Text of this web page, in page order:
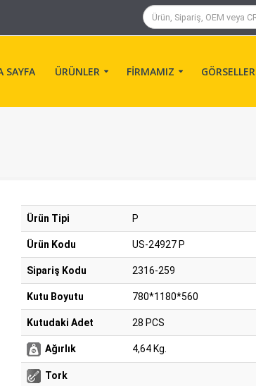
SAYFA ÜRÜNLER FİRMAMIZ GÖRSELLER
Ürün Tipi P
Ürün Kodu US-24927 P
Sipariş Kodu 2316-259
Kutu Boyutu 780*1180*560
Kutudaki Adet 28 PCS
Ağırlık 4,64 Kg.
Tork